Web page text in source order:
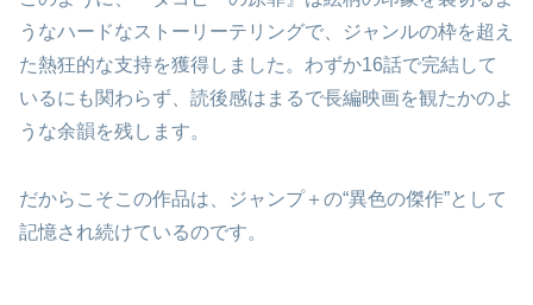
うなハードなストーリーテリングで、ジャンルの枠を超え
た熱狂的な支持を獲得しました。わずか16話で完結して
いるにも関わらず、読後感はまるで長編映画を観たかのよ
うな余韻を残します。
だからこそこの作品は、ジャンプ＋の“異色の傑作”として
記憶され続けているのです。